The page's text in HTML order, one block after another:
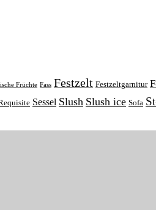
Früchte Fass Festzelt Festzeltgarnitur
Sessel Slush Slush ice Sofa